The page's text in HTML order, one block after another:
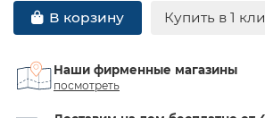
В корзину Купить в 1
Наши фирменные магазины
посмотреть